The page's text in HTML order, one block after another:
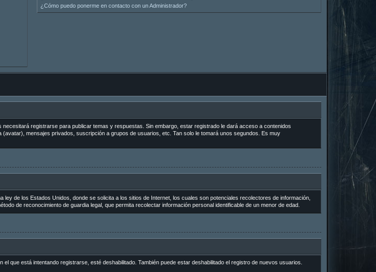
¿Cómo puedo ponerme en contacto con un Administrador?
registrarse para publicar temas y respuestas. Sin embargo, estar registrado le dará acceso a contenidos
mensajes privados, suscripción a grupos de usuarios, etc. Tan solo le tomará unos segundos. Es muy
de los Estados Unidos, donde se solicita a los sitios de Internet, los cuales son potenciales recolectores de información,
de reconocimiento de guardia legal, que permita recolectar información personal identificable de un menor de edad.
que está intentando registrarse, esté deshabilitado. También puede estar deshabilitado el registro de nuevos usuarios.